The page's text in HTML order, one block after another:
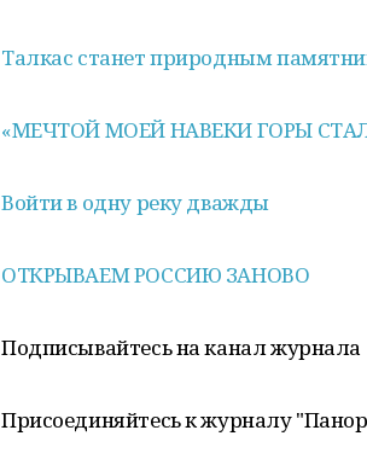
Талкас станет природным
«МЕЧТОЙ МОЕЙ НАВЕКИ ГОРЫ
Войти в одну реку дважды
ОТКРЫВАЕМ РОССИЮ ЗАНОВО
Подписывайтесь на канал
Присоединяйтесь к журналу